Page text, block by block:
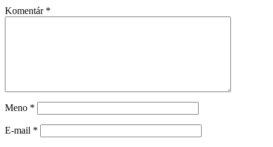
Komentár *
Meno *
E-mail *